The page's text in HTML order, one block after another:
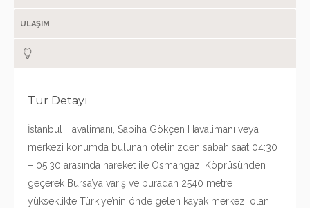
ULAŞIM
Tur Detayı
İstanbul Havalimanı, Sabiha Gökçen Havalimanı veya
merkezi konumda bulunan otelinizden sabah saat 04:30
– 05:30 arasında hareket ile Osmangazi Köprüsünden
geçerek Bursa’ya varış ve buradan 2540 metre
yükseklikte Türkiye’nin önde gelen kayak merkezi olan